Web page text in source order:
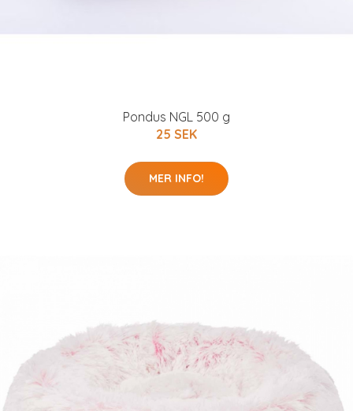
Pondus NGL 500 g
25 SEK
MER INFO!